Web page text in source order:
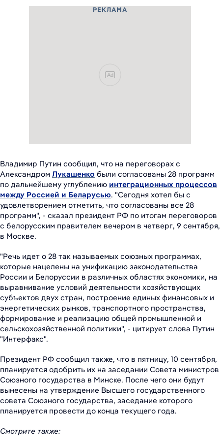
РЕКЛАМА
Ad
Владимир Путин сообщил, что на переговорах с
Александром Лукашенко были согласованы 28 программ
по дальнейшему углублению интеграционных процессов
между Россией и Беларусью. "Сегодня хотел бы с
удовлетворением отметить, что согласованы все 28
программ", - сказал президент РФ по итогам переговоров
с белорусским правителем вечером в четверг, 9 сентября,
в Москве.
"Речь идет о 28 так называемых союзных программах,
которые нацелены на унификацию законодательства
России и Белоруссии в различных областях экономики, на
выравнивание условий деятельности хозяйствующих
субъектов двух стран, построение единых финансовых и
энергетических рынков, транспортного пространства,
формирование и реализацию общей промышленной и
сельскохозяйственной политики", - цитирует слова Путин
"Интерфакс".
Президент РФ сообщил также, что в пятницу, 10 сентября,
планируется одобрить их на заседании Совета министров
Союзного государства в Минске. После чего они будут
вынесены на утверждение Высшего государственного
совета Союзного государства, заседание которого
планируется провести до конца текущего года.
Смотрите также: